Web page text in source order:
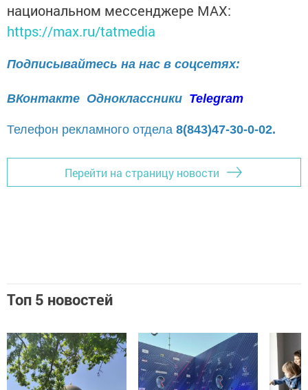
национальном мессенджере MАХ:
https://max.ru/tatmedia
Подписывайтесь на нас в соцсетях:
ВКонтакте Одноклассники Telegram
Телефон рекламного отдела 8(843)47-30-0-02.
Перейти на страницу новости
Топ 5 новостей